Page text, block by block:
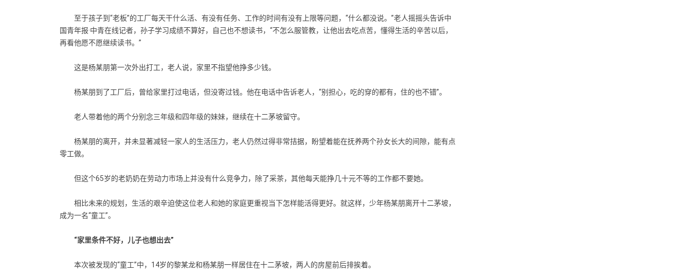
至于孩子到“老板”的工厂每天干什么活、有没有任务、工作的时间有没有上限等问题，“什么都没说。”老人摇摇头告诉中
国青年报·中青在线记者，孙子学习成绩不算好，自己也不想读书，“不怎么服管教，让他出去吃点苦，懂得生活的辛苦以后，
再看他愿不愿继续读书。”
这是杨某朋第一次外出打工，老人说，家里不指望他挣多少钱。
杨某朋到了工厂后，曾给家里打过电话，但没寄过钱。他在电话中告诉老人，“别担心，吃的穿的都有，住的也不错”。
老人带着他的两个分别念三年级和四年级的妹妹，继续在十二茅坡留守。
杨某朋的离开，并未显著减轻一家人的生活压力，老人仍然过得非常拮据，盼望着能在抚养两个孙女长大的间隙，能有点
零工做。
但这个65岁的老奶奶在劳动力市场上并没有什么竞争力，除了采茶，其他每天能挣几十元不等的工作都不要她。
相比未来的规划，生活的艰辛迫使这位老人和她的家庭更重视当下怎样能活得更好。就这样，少年杨某朋离开十二茅坡，
成为一名“童工”。
“家里条件不好，儿子也想出去”
本次被发现的“童工”中，14岁的黎某龙和杨某朋一样居住在十二茅坡，两人的房屋前后排挨着。